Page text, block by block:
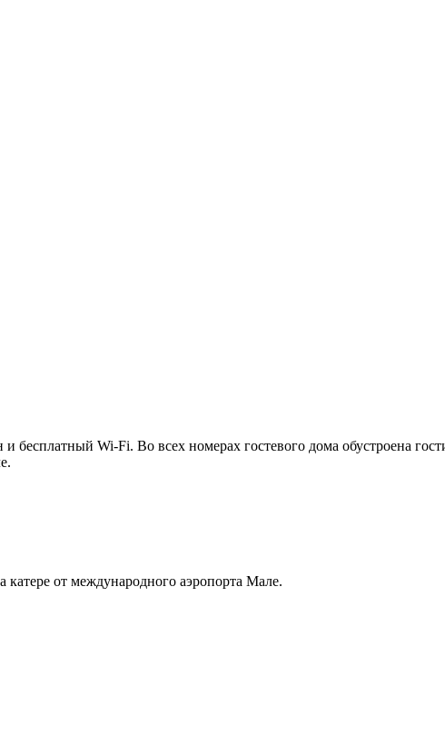
бесплатный Wi-Fi. Во всех номерах гостевого дома обустроена
от международного аэропорта Мале.